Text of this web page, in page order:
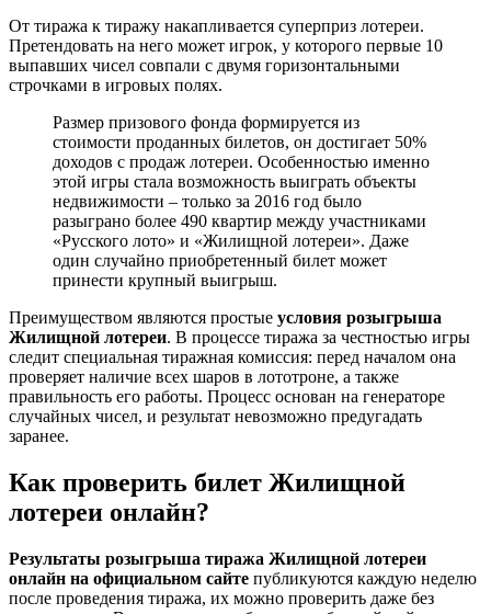
От тиража к тиражу накапливается суперприз лотереи.
Претендовать на него может игрок, у которого первые 10
выпавших чисел совпали с двумя горизонтальными
строчками в игровых полях.
Размер призового фонда формируется из
стоимости проданных билетов, он достигает 50%
доходов с продаж лотереи. Особенностью именно
этой игры стала возможность выиграть объекты
недвижимости – только за 2016 год было
разыграно более 490 квартир между участниками
«Русского лото» и «Жилищной лотереи». Даже
один случайно приобретенный билет может
принести крупный выигрыш.
Преимуществом являются простые условия розыгрыша
Жилищной лотереи. В процессе тиража за честностью игры
следит специальная тиражная комиссия: перед началом она
проверяет наличие всех шаров в лототроне, а также
правильность его работы. Процесс основан на генераторе
случайных чисел, и результат невозможно предугадать
заранее.
Как проверить билет Жилищной
лотереи онлайн?
Результаты розыгрыша тиража Жилищной лотереи
онлайн на официальном сайте публикуются каждую неделю
после проведения тиража, их можно проверить даже без